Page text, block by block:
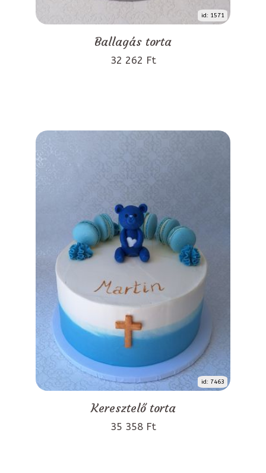
id: 1571
Ballagás torta
32 262 Ft
id: 7463
Keresztelő torta
35 358 Ft